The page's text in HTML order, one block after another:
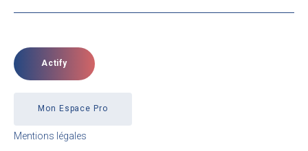
Actify
Mon Espace Pro
Mentions légales